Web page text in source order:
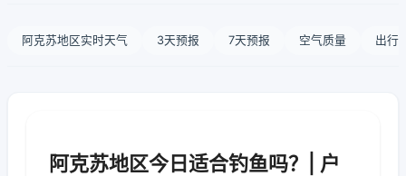
阿克苏地区实时天气 3天预报 7天预报 空气质量 出行
阿克苏地区今日适合钓鱼吗？| 户